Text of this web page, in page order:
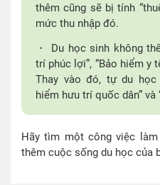
thêm cũng sẽ bị tính
mức thu nhập đó.
・ Du học sinh không
trí phúc lợi”, “Bảo hiểm y
Thay vào đó, tự du học
hiểm hưu trí quốc dân” và
Hãy tìm một công việc
thêm cuộc sống du học của